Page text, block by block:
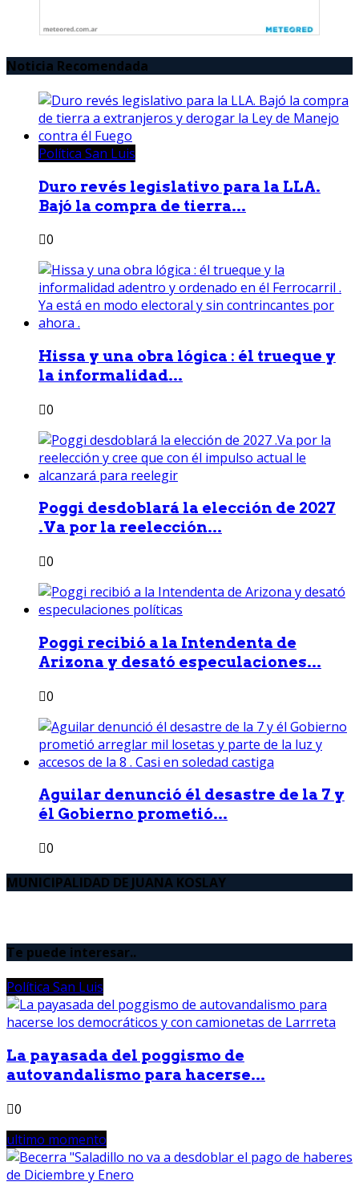
Noticia Recomendada
Política San Luis
Duro revés legislativo para la LLA.
Bajó la compra de tierra...
0
Hissa y una obra lógica : él trueque y
la informalidad...
0
Poggi desdoblará la elección de 2027
.Va por la reelección...
0
Poggi recibió a la Intendenta de
Arizona y desató especulaciones...
0
Aguilar denunció él desastre de la 7 y
él Gobierno prometió...
0
MUNICIPALIDAD DE JUANA KOSLAY
Te puede interesar..
Política San Luis
La payasada del poggismo de
autovandalismo para hacerse...
0
ultimo momento